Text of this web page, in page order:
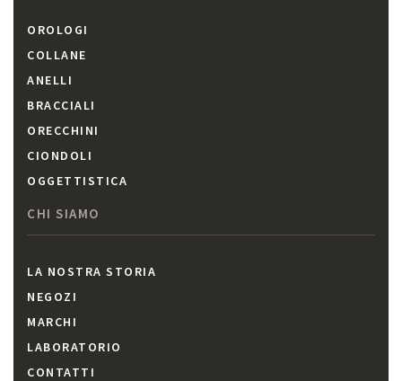
OROLOGI
COLLANE
ANELLI
BRACCIALI
ORECCHINI
CIONDOLI
OGGETTISTICA
CHI SIAMO
LA NOSTRA STORIA
NEGOZI
MARCHI
LABORATORIO
CONTATTI